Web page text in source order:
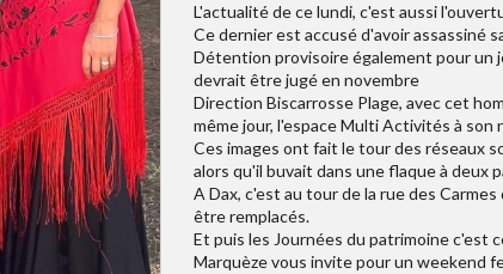
L'actualité de ce lundi, c'est aussi
Ce dernier est accusé d'avoir assassiné
Détention provisoire également pour un
devrait être jugé en novembre
Direction Biscarrosse Plage, avec cet
même jour, l'espace Multi Activités à son
Ces images ont fait le tour des réseaux
alors qu'il buvait dans une flaque à deux
A Dax, c'est au tour de la rue des
être remplacés.
Et puis les Journées du patrimoine c'est
Marquèze vous invite pour un weekend